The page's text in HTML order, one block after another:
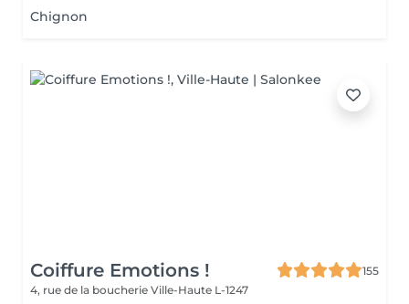
Chignon
Coiffure Emotions !
155
4, rue de la boucherie Ville-Haute L-1247